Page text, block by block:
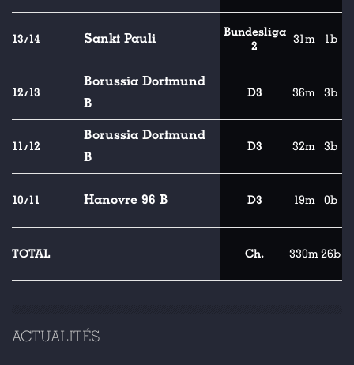
13/14 Sankt Pauli
Bundesliga
2
31m 1b
12/13
Borussia Dortmund
B
D3 36m 3b
11/12
Borussia Dortmund
B
D3 32m 3b
10/11 Hanovre 96 B D3 19m 0b
TOTAL Ch. 330m26b
ACTUALITÉS